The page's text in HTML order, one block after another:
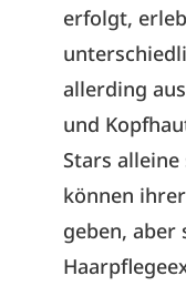
erfolgt,
allerding
und
Stars
können
geben, aber